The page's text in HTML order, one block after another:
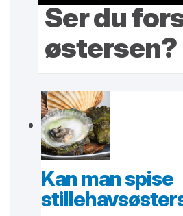
Ser du
østersen?
Kan man spise